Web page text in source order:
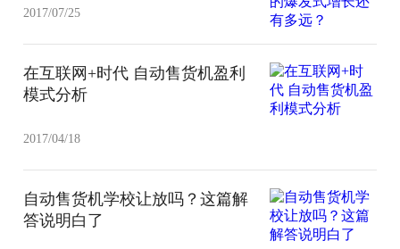
2017/07/25
在互联网+时代 自动售货机盈利
模式分析
2017/04/18
自动售货机学校让放吗？这篇解
答说明白了